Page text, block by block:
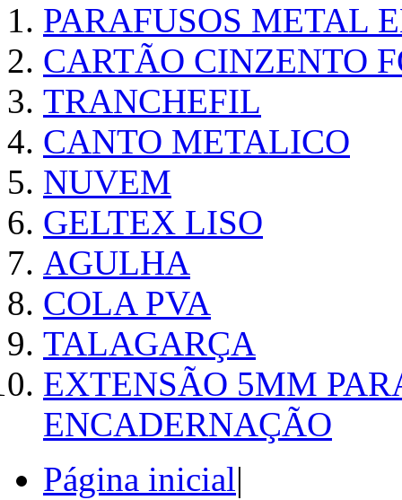
PARAFUSOS METAL
CARTÃO CINZENTO
TRANCHEFIL
CANTO METALICO
NUVEM
GELTEX LISO
AGULHA
COLA PVA
TALAGARÇA
EXTENSÃO 5MM
ENCADERNAÇÃO
Página inicial|